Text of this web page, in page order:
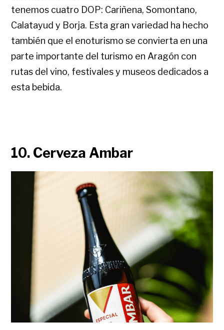
tenemos cuatro DOP: Cariñena, Somontano,
Calatayud y Borja. Esta gran variedad ha hecho
también que el enoturismo se convierta en una
parte importante del turismo en Aragón con
rutas del vino, festivales y museos dedicados a
esta bebida.
10. Cerveza Ambar